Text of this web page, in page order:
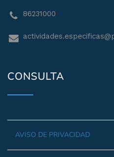
86231000
CONSULTA
AVISO DE PRIVACIDAD